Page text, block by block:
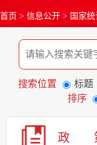
首页 > 信息公开 > 国家
搜索位置 标题
排序
政